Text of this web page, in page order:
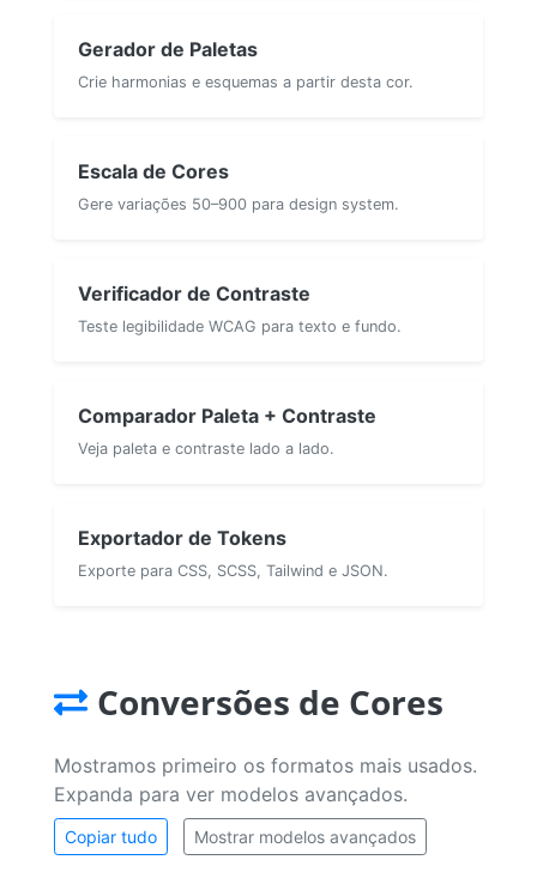
Gerador de Paletas
Crie harmonias e esquemas a partir desta cor.
Escala de Cores
Gere variações 50–900 para design system.
Verificador de Contraste
Teste legibilidade WCAG para texto e fundo.
Comparador Paleta + Contraste
Veja paleta e contraste lado a lado.
Exportador de Tokens
Exporte para CSS, SCSS, Tailwind e JSON.
Conversões de Cores
Mostramos primeiro os formatos mais usados.
Expanda para ver modelos avançados.
Copiar tudo Mostrar modelos avançados